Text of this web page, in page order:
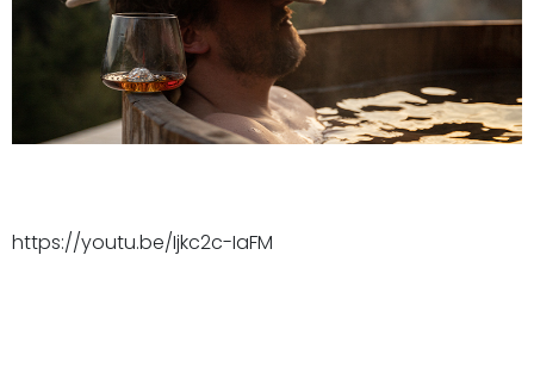
https://youtu.be/Ijkc2c-IaFM